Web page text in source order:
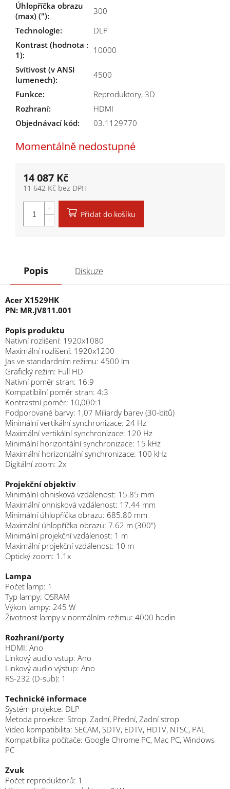
Momentálně nedostupné
Úhlopříčka obrazu
(max) ("):
300
Technologie:
DLP
Kontrast (hodnota :
1):
10000
Svítivost (v ANSI
lumenech):
4500
Funkce:
Reproduktory, 3D
Rozhraní:
HDMI
Objednávací kód:
03.1129770
14 087 Kč
11 642 Kč bez DPH
Přidat do košíku
Popis Diskuze
Acer X1529HK
PN: MR.JV811.001
Popis produktu
Nativní rozlišení: 1920x1080
Maximální rozlišení: 1920x1200
Jas ve standardním režimu: 4500 lm
Grafický režim: Full HD
Nativní poměr stran: 16:9
Kompatibilní poměr stran: 4:3
Kontrastní poměr: 10,000:1
Podporované barvy: 1,07 Miliardy barev (30-bitů)
Minimální vertikální synchronizace: 24 Hz
Maximální vertikální synchronizace: 120 Hz
Minimální horizontální synchronizace: 15 kHz
Maximální horizontální synchronizace: 100 kHz
Digitální zoom: 2x
Projekční objektiv
Minimální ohnisková vzdálenost: 15.85 mm
Maximální ohnisková vzdálenost: 17.44 mm
Minimální úhlopříčka obrazu: 685.80 mm
Maximální úhlopříčka obrazu: 7.62 m (300")
Minimální projekční vzdálenost: 1 m
Maximální projekční vzdálenost: 10 m
Optický zoom: 1.1x
Lampa
Počet lamp: 1
Typ lampy: OSRAM
Výkon lampy: 245 W
Životnost lampy v normálním režimu: 4000 hodin
Rozhraní/porty
HDMI: Ano
Linkový audio vstup: Ano
Linkový audio výstup: Ano
RS-232 (D-sub): 1
Technické informace
Systém projekce: DLP
Metoda projekce: Strop, Zadní, Přední, Zadní strop
Video kompatibilita: SECAM, SDTV, EDTV, HDTV, NTSC, PAL
Kompatibilita počítače: Google Chrome PC, Mac PC, Windows
PC
Zvuk
Počet reproduktorů: 1